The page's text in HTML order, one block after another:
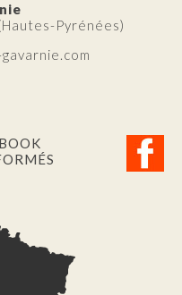
Pyrénées)